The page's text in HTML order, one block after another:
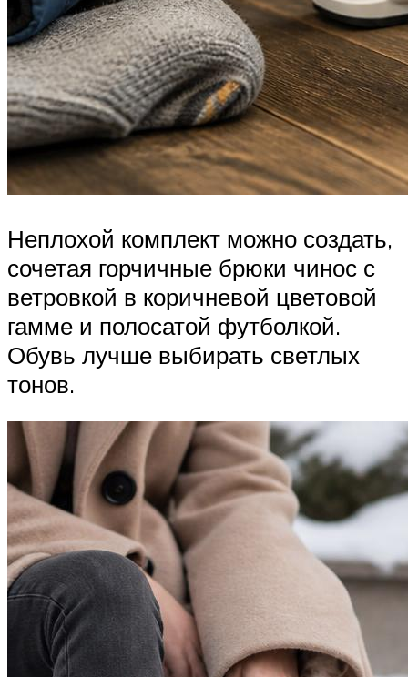
Неплохой комплект можно создать,
сочетая горчичные брюки чинос с
ветровкой в коричневой цветовой
гамме и полосатой футболкой.
Обувь лучше выбирать светлых
тонов.